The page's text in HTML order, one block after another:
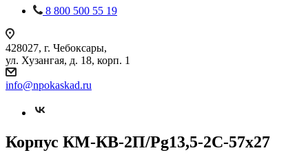
8 800 500 55 19
428027, г. Чебоксары,
ул. Хузангая, д. 18, корп. 1
info@npokaskad.ru
Корпус КМ-КВ-2П/Pg13,5-2С-57х27